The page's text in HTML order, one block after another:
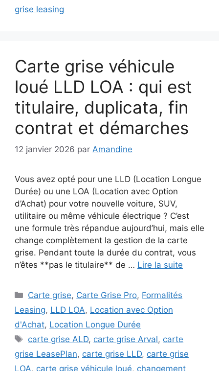
grise leasing
Carte grise véhicule
loué LLD LOA : qui est
titulaire, duplicata, fin
contrat et démarches
12 janvier 2026 par Amandine
Vous avez opté pour une LLD (Location Longue
Durée) ou une LOA (Location avec Option
d’Achat) pour votre nouvelle voiture, SUV,
utilitaire ou même véhicule électrique ? C’est
une formule très répandue aujourd’hui, mais elle
change complètement la gestion de la carte
grise. Pendant toute la durée du contrat, vous
n’êtes **pas le titulaire** de … Lire la suite
Catégories
Carte grise, Carte Grise Pro, Formalités
Leasing, LLD LOA, Location avec Option
d'Achat, Location Longue Durée
Étiquettes
carte grise ALD, carte grise Arval, carte
grise LeasePlan, carte grise LLD, carte grise
LOA, carte grise véhicule loué, changement